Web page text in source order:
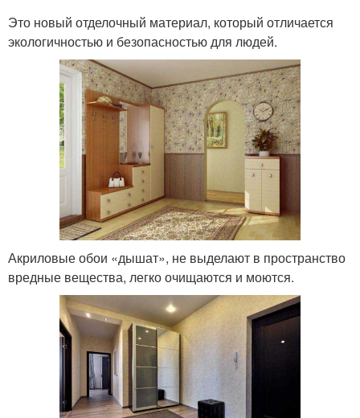
Это новый отделочный материал, который отличается
экологичностью и безопасностью для людей.
Акриловые обои «дышат», не выделают в пространство
вредные вещества, легко очищаются и моются.